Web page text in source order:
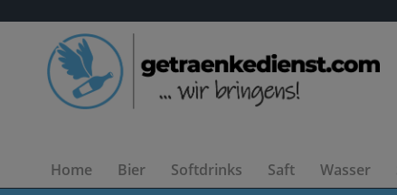
Home Bier Softdrinks Saft Wasser